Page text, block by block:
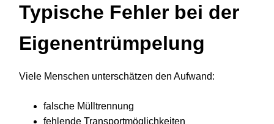
Typische Fehler bei der
Eigenentrümpelung
Viele Menschen unterschätzen den Aufwand:
falsche Mülltrennung
fehlende Transportmöglichkeiten